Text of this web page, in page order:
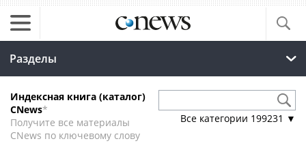
Разделы
Индексная книга (каталог)
CNews*
Получите все материалы
CNews по ключевому слову
Все категории 199231 ▼